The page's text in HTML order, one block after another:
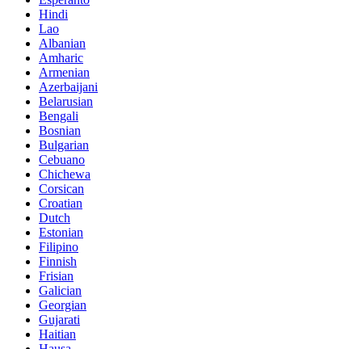
Hindi
Lao
Albanian
Amharic
Armenian
Azerbaijani
Belarusian
Bengali
Bosnian
Bulgarian
Cebuano
Chichewa
Corsican
Croatian
Dutch
Estonian
Filipino
Finnish
Frisian
Galician
Georgian
Gujarati
Haitian